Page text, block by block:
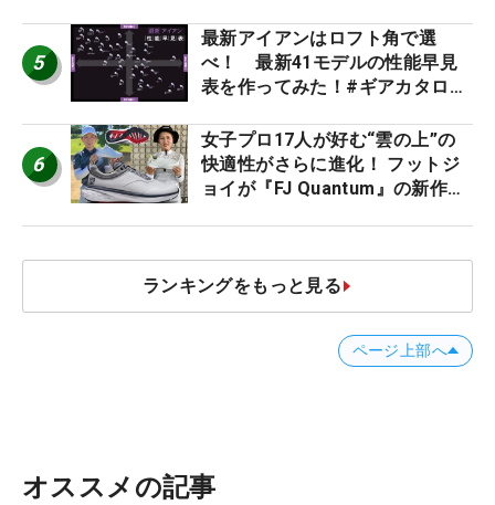
5
最新アイアンはロフト角で選
べ！ 最新41モデルの性能早見
表を作ってみた！#ギアカタログ
6
女子プロ17人が好む“雲の上”の
快適性がさらに進化！ フットジ
ョイが『FJ Quantum』の新作を
ランキングをもっと見る
ページ上部へ
オススメの記事